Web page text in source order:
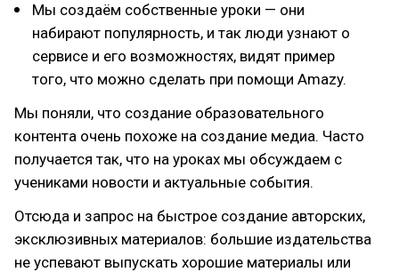
Мы создаём собственные уроки — они
набирают популярность, и так люди узнают о
сервисе и его возможностях, видят пример
того, что можно сделать при помощи Amazy.
Мы поняли, что создание образовательного
контента очень похоже на создание медиа. Часто
получается так, что на уроках мы обсуждаем с
учениками новости и актуальные события.
Отсюда и запрос на быстрое создание авторских,
эксклюзивных материалов: большие издательства
не успевают выпускать хорошие материалы или